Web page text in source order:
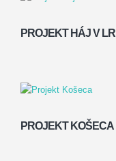
PROJEKT HÁJ V LR
PROJEKT KOŠECA